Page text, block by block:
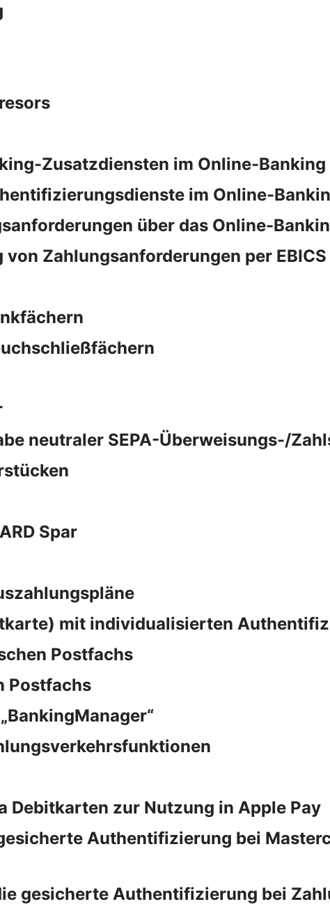
Zusatzdiensten im Online-Banking
im Online-
über das Online-
Zahlungsanforderungen per EBICS
neutraler SEPA-Überweisungs-/
Spar
mit individualisierten
Postfachs
Postfachs
zur Nutzung in Apple Pay
Authentifizierung bei
gesicherte Authentifizierung bei